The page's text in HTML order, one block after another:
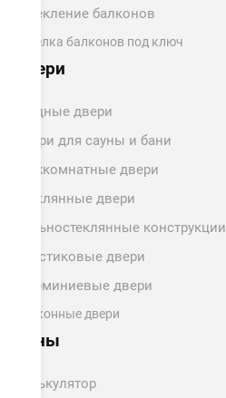
Остекление балконов
Отделка балконов под ключ
Двери
Входные двери
Двери для сауны и бани
Межкомнатные двери
Стеклянные двери
Цельностеклянные конструкции
Пластиковые двери
Алюминиевые двери
Балконные двери
Цены
Калькулятор